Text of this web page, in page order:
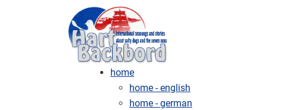
home
home - english
home - german